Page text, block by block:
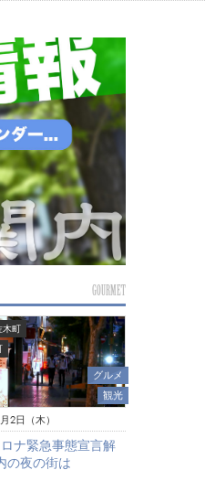
GOURMET
木町
グルメ
観光
2日（木）
ナ緊急事態宣言解
の夜の街は